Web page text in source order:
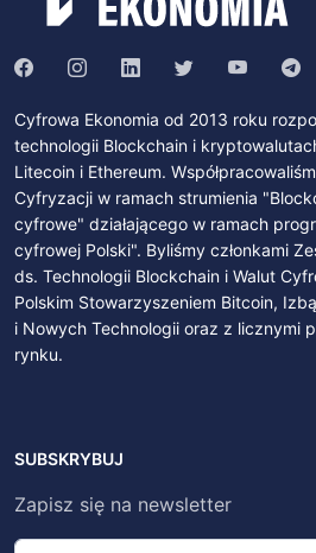
Cyfrowa Ekonomia od 2013 roku
technologii Blockchain i
Litecoin i Ethereum.
Cyfryzacji w ramach strumienia
cyfrowe" działającego w ramach
cyfrowej Polski". Byliśmy członkami
ds. Technologii Blockchain i Walut
Polskim Stowarzyszeniem Bitcoin,
i Nowych Technologii oraz z licznymi
rynku.
SUBSKRYBUJ
Zapisz się na newsletter